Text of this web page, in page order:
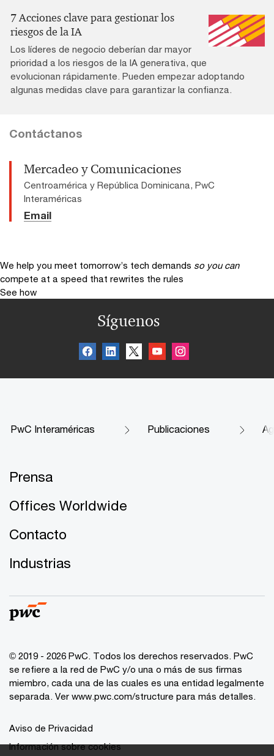
7 Acciones clave para gestionar los
riesgos de la IA
Los líderes de negocio deberían dar mayor
prioridad a los riesgos de la IA generativa, que
evolucionan rápidamente. Pueden empezar adoptando
algunas medidas clave para garantizar la confianza.
Contáctanos
Mercadeo y Comunicaciones
Centroamérica y República Dominicana, PwC
Interaméricas
Email
We help you meet tomorrow’s tech demands so you can
compete at a speed that rewrites the rules
See how
Síguenos
PwC Interaméricas Publicaciones
Prensa
Offices Worldwide
Contacto
Industrias
© 2019 - 2026 PwC. Todos los derechos reservados. PwC
se refiere a la red de PwC y/o una o más de sus firmas
miembro, cada una de las cuales es una entidad legalmente
separada. Ver www.pwc.com/structure para más detalles.
Aviso de Privacidad
Información sobre cookies